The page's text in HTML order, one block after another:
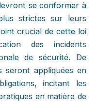
se conformer à
strictes sur leurs
crucial de cette loi
des incidents
de sécurité. De
seront appliquées en
incitant les
en matière de